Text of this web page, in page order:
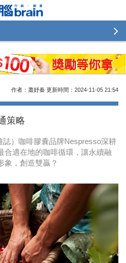
作者：蕭妤秦 更新時間：2024-11-05 21:54
策略
誌）咖啡膠囊品牌Nespresso深耕
合適在地的咖啡循環，讓永續融
象，創造雙贏？
啟動徵件！期許參賽作品
得獎名單揭曉，近400位行
行 14億次國民消費揭曉品
中衛跳脫框架 玩出口罩新
知道我失去什麼！